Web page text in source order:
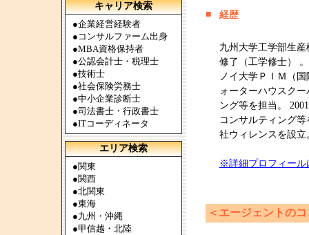
キャリア検索
●企業経営経験者
● コンサルファーム出身
●MBA資格保持者
●公認会計士・税理士
●技術士
●社会保険労務士
●中小企業診断士
●司法書士・行政書士
●ITコーディネータ
エリア検索
●関東
●関西
●北関東
●東海
●九州・沖縄
●甲信越・北陸
■ 経歴
九州大学工学部生
修了（工学修士）
ノイ大学ＰＩＭ（
ォーターハウスク
ング等を担当。
コンサルティング
社ウィレンスを設
※詳細プロフィール
＜エージェントの